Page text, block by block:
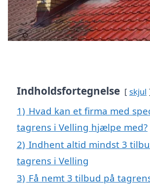
Indholdsfortegnelse skjul
1) Hvad kan et firma med
tagrens i Velling hjælpe med?
2) Indhent altid mindst 3
tagrens i Velling
3) Få nemt 3 tilbud på